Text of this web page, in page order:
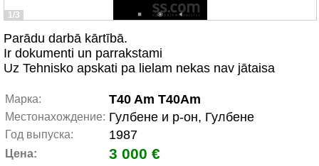
1/3
Parādu darbā kārtībā.
Ir dokumenti un parrakstami
Uz Tehnisko apskati pa lielam nekas nav jātaisa
Марка: T40 Am T40Am
Местонахождение: Гулбене и р-он, Гулбене
Год выпуска: 1987
Цена: 3 000 €